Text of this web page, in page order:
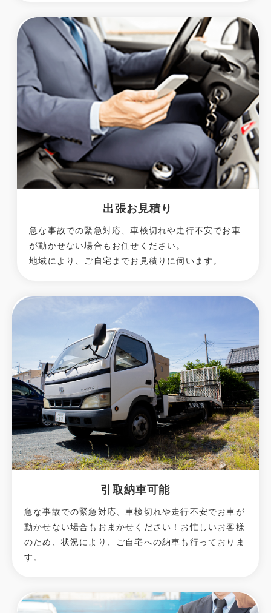
出張お見積り
急な事故での緊急対応、車検切れや走行不安でお車
が動かせない場合もお任せください。
地域により、ご自宅までお見積りに伺います。
引取納車可能
急な事故での緊急対応、車検切れや走行不安でお車が
動かせない場合もおまかせください！お忙しいお客様
のため、状況により、ご自宅への納⾞も⾏っておりま
す。